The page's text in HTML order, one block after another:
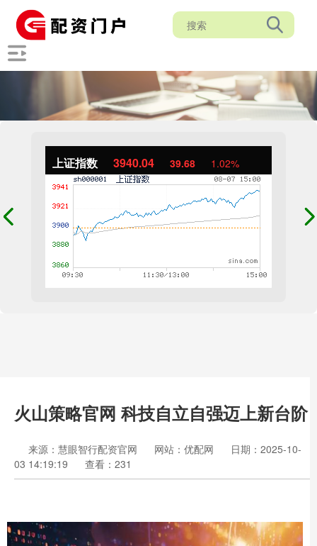
上证指数 3940.04 39.68 1.02%
火山策略官网 科技自立自强迈上新台阶
来源：慧眼智行配资官网 网站：优配网
日期：2025-10-
03 14:19:19
查看：231